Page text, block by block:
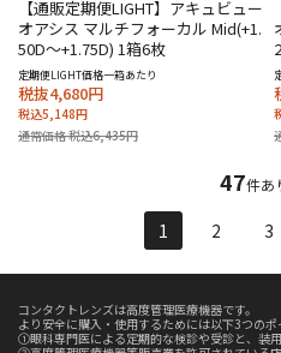
【通販定期便LIGHT】アキュビュー
オアシス マルチフォーカル Mid(+1.
50D～+1.75D) 1箱6枚
定期便LIGHT価格一箱あたり
税抜4,680円
税込5,148円
通常価格 税込6,435円
47件あ
1 2 3
コンタクトレンズは高度管理医療機器です。
より安全に購入・使用するためには以下3つのポ
①眼科専門医による定期的な検診や受診と、装